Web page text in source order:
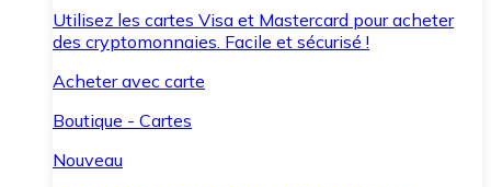
Utilisez les cartes Visa et Mastercard pour acheter
des cryptomonnaies. Facile et sécurisé !
Acheter avec carte
Boutique - Cartes
Nouveau